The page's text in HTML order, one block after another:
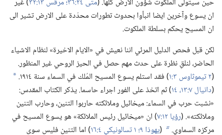
حين سيتولى الملكوت شؤون الارض كلها.‏ (‏متى ٢٤:‏٣٦؛‏ مرقس ١٣:‏٣٢
‏)‏ غير
ان يسوع وآخرين ايضا انبأوا بحدوث تطورات محدّدة على الارض تشير الى
ان المسيح يحكم بسلطة الملكوت.‏
لكن قبل فحص الدليل المرئي اننا نعيش في «الايام الاخيرة» لنظام الاشياء
الحاضر،‏ لنلقِ نظرة على حدث مهم حصل في الحيز الروحي غير المنظور.‏
(‏٢ تيموثاوس ٣:‏١ ‏)‏ فقد استلم يسوع المسيح المُلك في السماء سنة ١٩١٤.‏ a
(‏دانيال ٧:‏١٣،‏ ١٤
‏)‏ ثم اتخذ على الفور اجراء حاسما.‏ يذكر الكتاب المقدس:‏
«نشبت حرب في السماء:‏ ميخائيل وملائكته حاربوا التنين،‏ وحارب التنين
وملائكته».‏ (‏رؤيا ١٢:‏٧
‏)‏ ان «ميخائيل رئيس الملائكة» هو يسوع المسيح في
مركزه السماوي.‏ b
(‏يهوذا ٩؛‏
‏)‏ اما التنين فليس سوى